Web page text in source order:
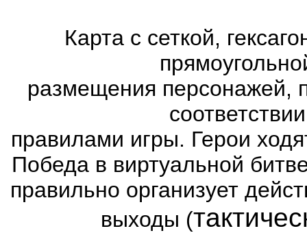
Карта с сеткой,
размещения персонажей,
правилами игры. Герои
Победа в виртуальной
правильно организует
выходы (